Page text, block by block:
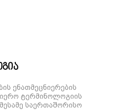
ენათმეცნიერების
ტერმინოლოგიის
საერთაშორისო